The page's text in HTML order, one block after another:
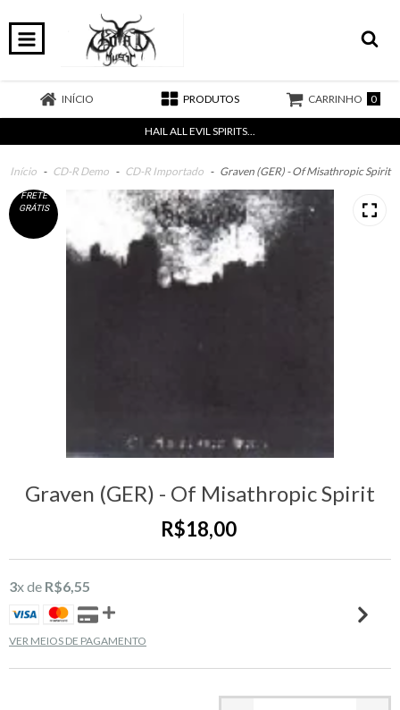
INÍCIO PRODUTOS CARRINHO 0
HAIL ALL EVIL SPIRITS...
Início - CD-R Demo - CD-R Importado - Graven (GER) - Of Misathropic Spirit
FRETE
GRÁTIS
Graven (GER) - Of Misathropic Spirit
R$18,00
3x de R$6,55
VER MEIOS DE PAGAMENTO